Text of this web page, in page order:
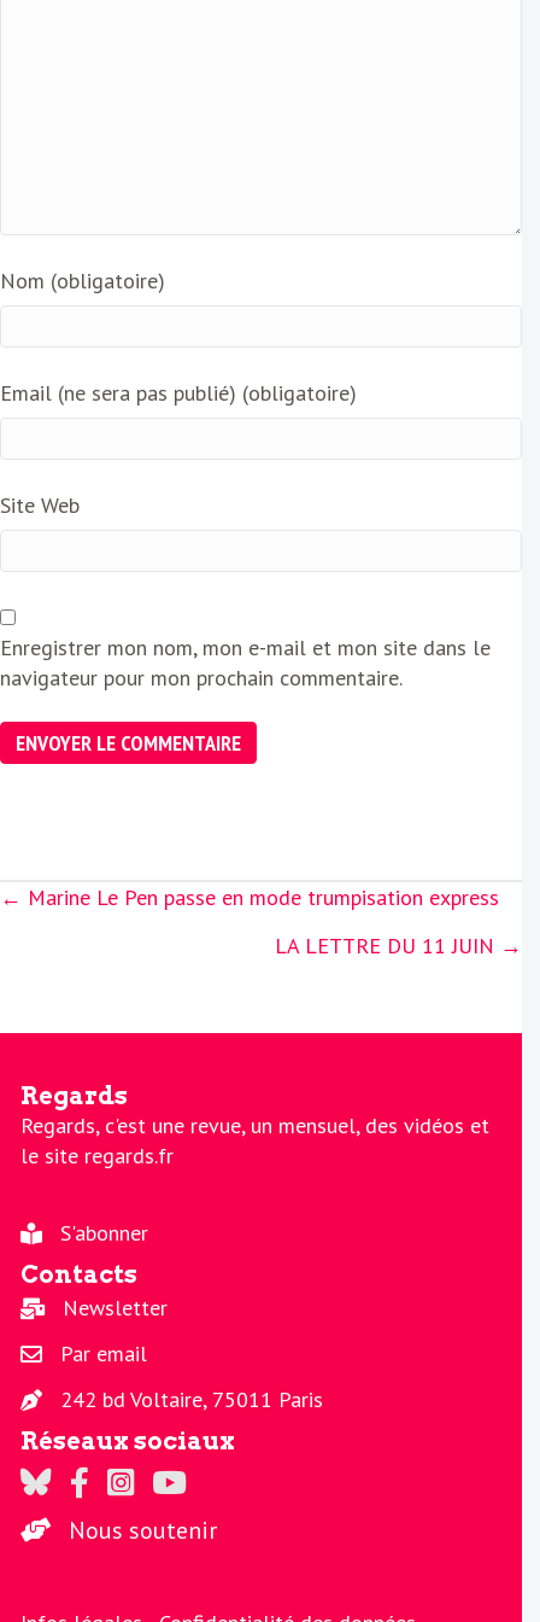
Nom (obligatoire)
Email (ne sera pas publié) (obligatoire)
Site Web
Enregistrer mon nom, mon e-mail et mon site dans le
navigateur pour mon prochain commentaire.
Posts
← Marine Le Pen passe en mode trumpisation express
LA LETTRE DU 11 JUIN →
Regards
Regards, c'est une revue, un mensuel, des vidéos et
le site regards.fr
S'abonner
Contacts
Newsletter
Par email
242 bd Voltaire, 75011 Paris
Réseaux sociaux
Regards sur Twitter
Regards sur Facebook
Regards sur Instagram
La chaine Regards sur Youtube
Nous soutenir